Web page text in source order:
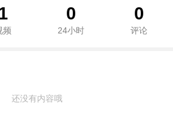
频
0
24小时
0
评论
还没有内容哦